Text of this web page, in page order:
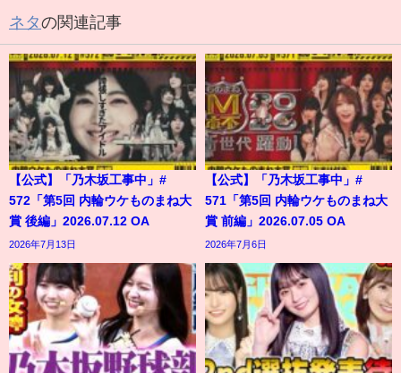
ネタの関連記事
【公式】「乃木坂工事中」#
572「第5回 内輪ウケものまね大
賞 後編」2026.07.12 OA
2026年7月13日
【公式】「乃木坂工事中」#
571「第5回 内輪ウケものまね大
賞 前編」2026.07.05 OA
2026年7月6日